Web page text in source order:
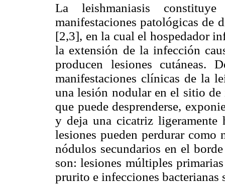
La leishmaniasis
manifestaciones patológicas de
[2,3], en la cual el hospedador
la extensión de la infección
producen lesiones cutáneas.
manifestaciones clínicas de la
una lesión nodular en el sitio
que puede desprenderse,
y deja una cicatriz ligeramente
lesiones pueden perdurar
nódulos secundarios en el
son: lesiones múltiples
prurito e infecciones bacterianas